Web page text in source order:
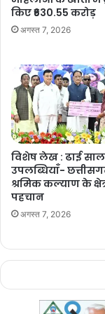
विशेषताएं:
इसमें 2049.2 वर्ग
जिसमें गुरु घासीदास
यह आंध्र प्रदेश के
टाइगर रिजर्व के बाद देश
किए ₹630.55 करोड़
अगस्त 7, 2026
विशेष लेख : ढाई
उपलब्धियाँ-
श्रमिक कल्याण के
पहचान
अगस्त 7, 2026